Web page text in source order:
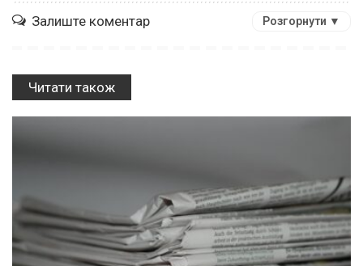
Залиште коментар Розгорнути ▼
Читати також